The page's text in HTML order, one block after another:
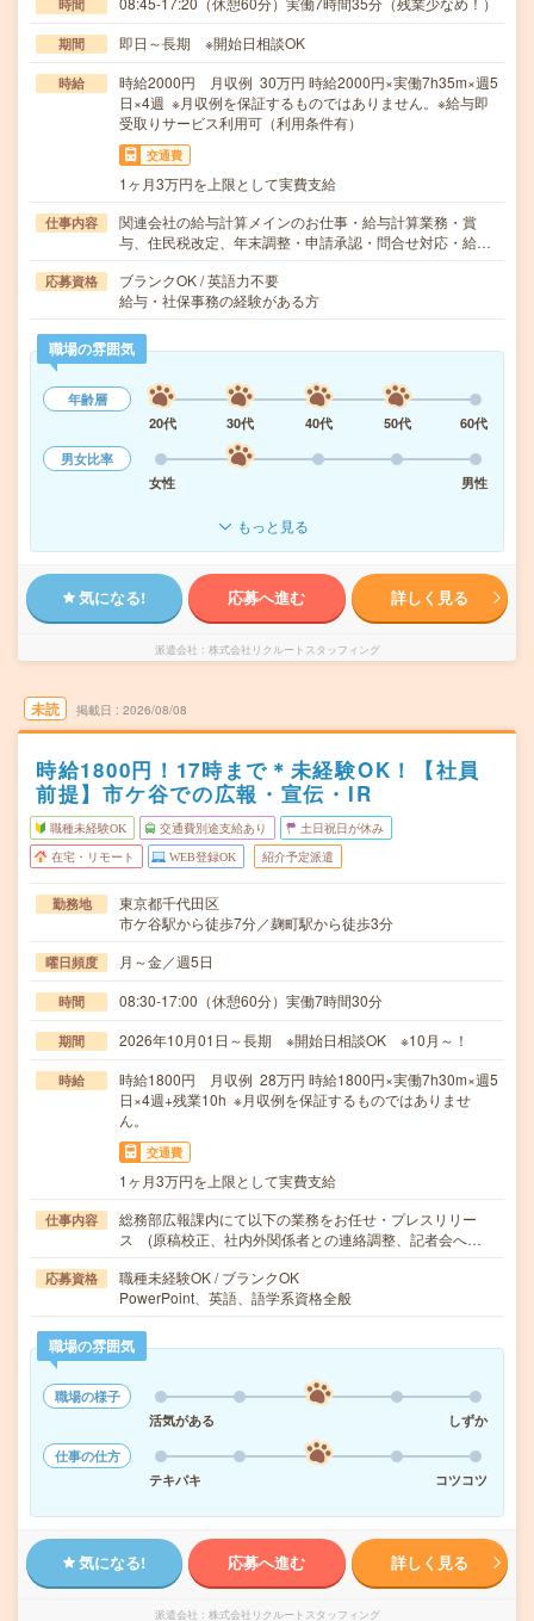
時間
期間 即日～長期 ※開始日相談OK
時給
時給2000円 月収例 30万円 時給2000円×実働7h35m×週5
日×4週 ※月収例を保証するものではありません。※給与即
受取りサービス利用可（利用条件有）
交通費
1ヶ月3万円を上限として実費支給
仕事内容
関連会社の給与計算メインのお仕事・給与計算業務・賞
与、住民税改定、年末調整・申請承認・問合せ対応・給…
応募資格
ブランクOK / 英語力不要
給与・社保事務の経験がある方
職場の雰囲気
年齢層
20代
30代 40代 50代
60代
男女比率
女性
男性
もっと見る
気になる! 応募へ進む 詳しく見る
派遣会社 株式会社リクルートスタッフィング
未読 掲載日 2026/08/08
時給1800円！17時まで＊未経験OK！【社員
前提】市ケ谷での広報・宣伝・IR
職種未経験OK 交通費別途支給あり 土日祝日が休み
在宅・リモート WEB登録OK 紹介予定派遣
勤務地
東京都千代田区
市ケ谷駅から徒歩7分／麹町駅から徒歩3分
曜日頻度 月～金／週5日
時間 08:30-17:00（休憩60分）実働7時間30分
期間 2026年10月01日～長期 ※開始日相談OK ※10月～！
時給
時給1800円 月収例 28万円 時給1800円×実働7h30m×週5
日×4週+残業10h ※月収例を保証するものではありませ
ん。
交通費
1ヶ月3万円を上限として実費支給
仕事内容
総務部広報課内にて以下の業務をお任せ・プレスリリー
ス (原稿校正、社内外関係者との連絡調整、記者会へ…
応募資格
職種未経験OK / ブランクOK
PowerPoint、英語、語学系資格全般
職場の雰囲気
職場の様子
活気がある
しずか
仕事の仕方
テキパキ
コツコツ
気になる! 応募へ進む 詳しく見る
派遣会社 株式会社リクルートスタッフィング